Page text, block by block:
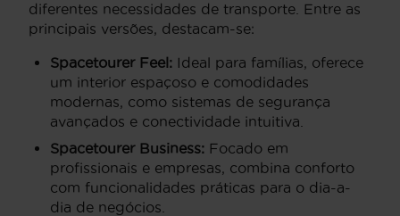
diferentes necessidades de transporte. Entre as
principais versões, destacam-se:
Spacetourer Feel: Ideal para famílias, oferece
um interior espaçoso e comodidades
modernas, como sistemas de segurança
avançados e conectividade intuitiva.
Spacetourer Business: Focado em
profissionais e empresas, combina conforto
com funcionalidades práticas para o dia-a-
dia de negócios.